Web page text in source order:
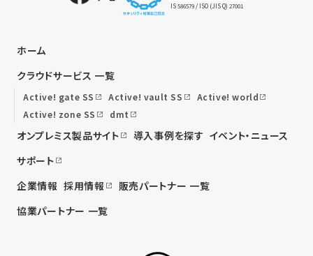
IS 586579 / ISO (JIS Q) 27001
ホーム
クラウドサービス 一覧
Active! gate SS Active! vault SS
Active! world
Active! zone SS
dmt
オンプレミス製品サイト 導入事例を探す イベント・ニュース
サポート
企業情報 採用情報
販売パートナー 一覧
協業パートナー 一覧